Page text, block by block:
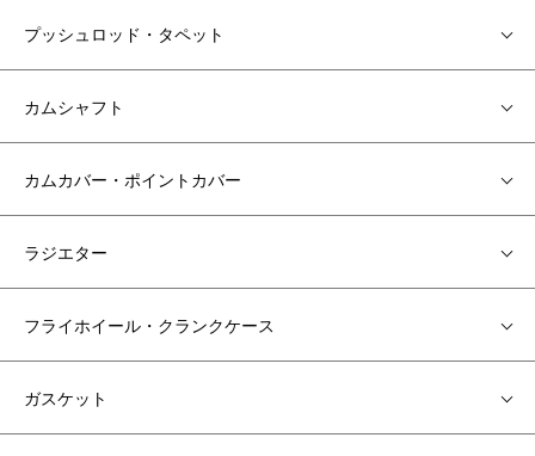
プッシュロッド・タペット
カムシャフト
カムカバー・ポイントカバー
ラジエター
フライホイール・クランクケース
ガスケット